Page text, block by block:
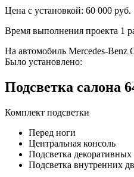
Цена c установкой: 60 000 руб.
Время выполнения проекта 1
На автомобиль Mercedes-Benz
Было установлено:
Подсветка салона
Комплект подсветки
Перед ноги
Центральная консоль
Подсветка
Подсветка внутренних